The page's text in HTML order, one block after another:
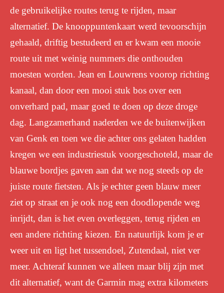
de gebruikelijke routes terug te rijden, maar
alternatief. De knooppuntenkaart werd tevoorschijn
gehaald, driftig bestudeerd en er kwam een mooie
route uit met weinig nummers die onthouden
moesten worden. Jean en Louwrens voorop richting
kanaal, dan door een mooi stuk bos over een
onverhard pad, maar goed te doen op deze droge
dag. Langzamerhand naderden we de buitenwijken
van Genk en toen we die achter ons gelaten hadden
kregen we een industriestuk voorgeschoteld, maar de
blauwe bordjes gaven aan dat we nog steeds op de
juiste route fietsten. Als je echter geen blauw meer
ziet op straat en je ook nog een doodlopende weg
inrijdt, dan is het even overleggen, terug rijden en
een andere richting kiezen. En natuurlijk kom je er
weer uit en ligt het tussendoel, Zutendaal, niet ver
meer. Achteraf kunnen we alleen maar blij zijn met
dit alternatief, want de Garmin mag extra kilometers